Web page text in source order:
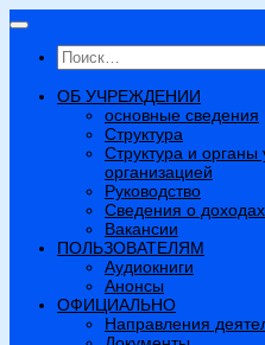
Перейти
содержимому
Найти:
ОБ УЧРЕЖДЕНИИ
основные сведения
Структура
Структура и
организацией
Руководство
Сведения о
Вакансии
ПОЛЬЗОВАТЕЛЯМ
Аудиокниги
Анонсы
ОФИЦИАЛЬНО
Направления